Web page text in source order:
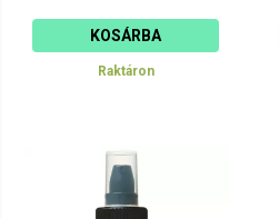
KOSÁRBA
Raktáron